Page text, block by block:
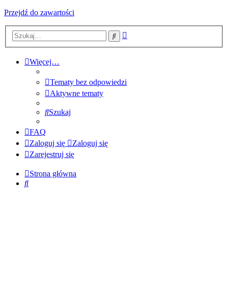
Przejdź do zawartości
Szukaj
Więcej…
Tematy bez odpowiedzi
Aktywne tematy
Szukaj
FAQ
Zaloguj się
Zaloguj się
Zarejestruj się
Strona główna
Szukaj